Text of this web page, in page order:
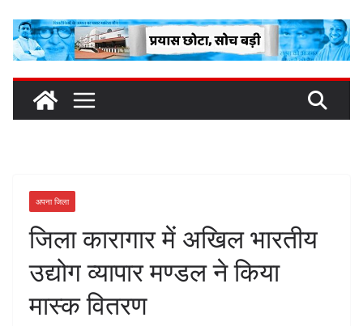
content
अपना जिला
जिला कारागार में अखिल भारतीय
उद्योग व्यापार मण्डल ने किया
मास्क वितरण